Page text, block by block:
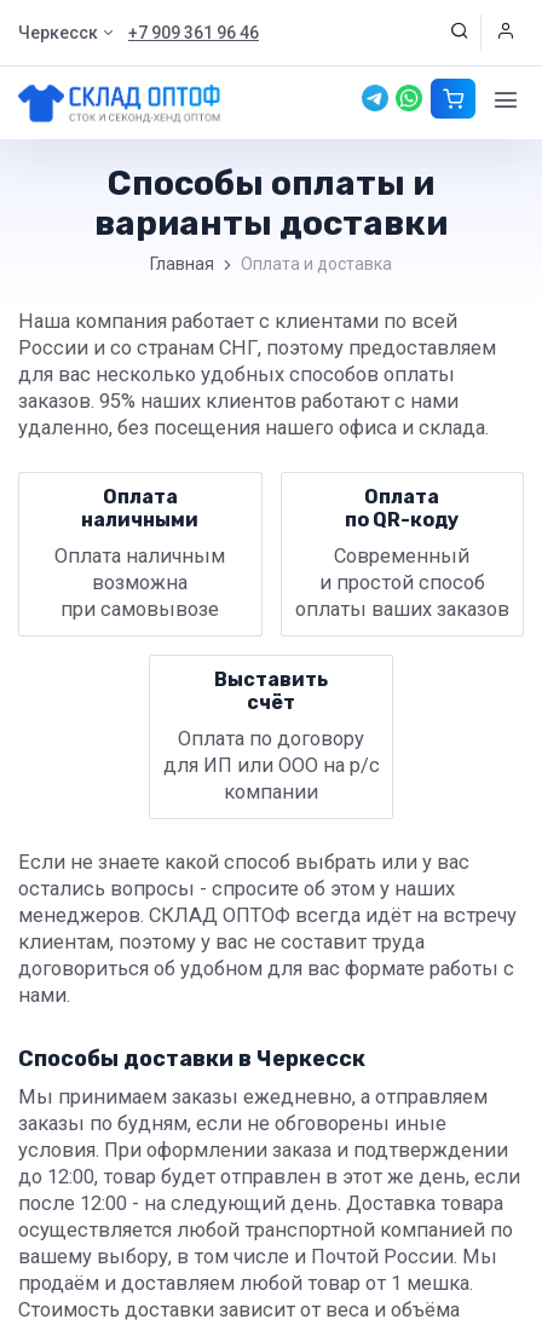
Черкесск +7 909 361 96 46
Способы оплаты и
варианты доставки
Главная Оплата и доставка
Наша компания работает с клиентами по всей
России и со странам СНГ, поэтому предоставляем
для вас несколько удобных способов оплаты
заказов. 95% наших клиентов работают с нами
удаленно, без посещения нашего офиса и склада.
Оплата
наличными
Оплата наличным
возможна
при самовывозе
Оплата
по QR-⁠коду
Современный
и простой способ
оплаты ваших заказов
Выставить
счёт
Оплата по договору
для ИП или ООО на р/с
компании
Если не знаете какой способ выбрать или у вас
остались вопросы - спросите об этом у наших
менеджеров. СКЛАД ОПТОФ всегда идёт на встречу
клиентам, поэтому у вас не составит труда
договориться об удобном для вас формате работы с
нами.
Способы доставки в Черкесск
Мы принимаем заказы ежедневно, а отправляем
заказы по будням, если не обговорены иные
условия. При оформлении заказа и подтверждении
до 12:00, товар будет отправлен в этот же день, если
после 12:00 - на следующий день. Доставка товара
осуществляется любой транспортной компанией по
вашему выбору, в том числе и Почтой России. Мы
продаём и доставляем любой товар от 1 мешка.
Стоимость доставки зависит от веса и объёма